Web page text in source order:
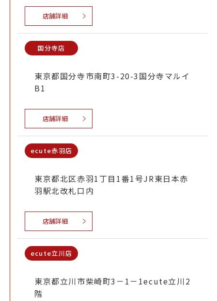
店舗詳細
国分寺店
東京都国分寺市南町3-20-3国分寺マルイ
B1
店舗詳細
ecute赤羽店
東京都北区赤羽1丁目1番1号JR東日本赤
羽駅北改札口内
店舗詳細
ecute立川店
東京都立川市柴崎町3－1－1ecute立川2
階